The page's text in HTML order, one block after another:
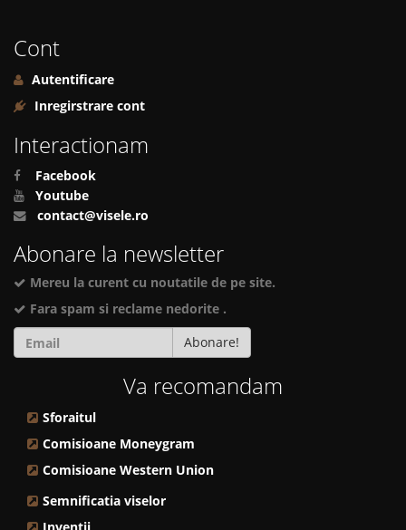
Cont
Autentificare
Inregirstrare cont
Interactionam
Facebook
Youtube
contact@visele.ro
Abonare la newsletter
Mereu la curent cu noutatile de pe site.
Fara spam si reclame nedorite .
Abonare!
Va recomandam
Sforaitul
Comisioane Moneygram
Comisioane Western Union
Semnificatia viselor